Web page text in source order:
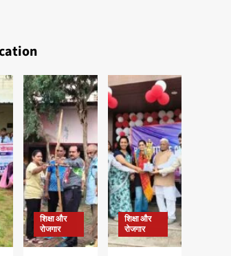
शिक्षा और
रोजगार
शिक्षा और
रोजगार